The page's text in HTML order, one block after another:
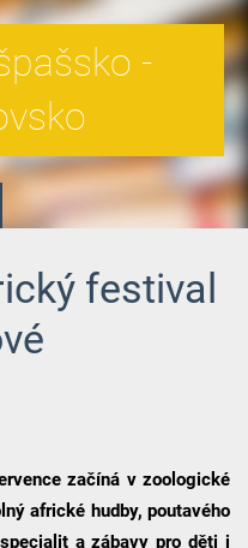
-
festival
začíná v zoologické
africké hudby, poutavého
a zábavy pro děti i